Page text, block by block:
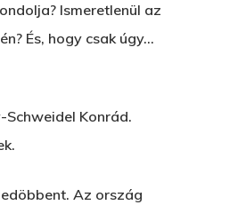
Ismeretlenül az
És, hogy csak úgy…
Konrád.
Az ország